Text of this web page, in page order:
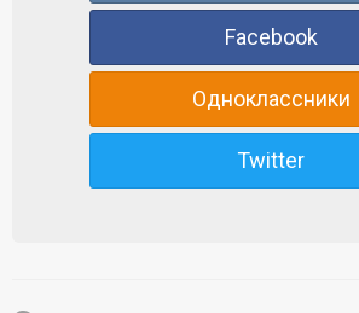
Facebook
Одноклассники
Twitter